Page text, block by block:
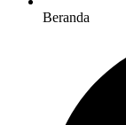
Beranda